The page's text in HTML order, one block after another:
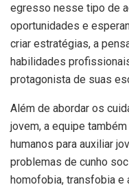
egresso nesse tipo de
oportunidades e
criar estratégias, a
habilidades
protagonista de suas
Além de abordar os
jovem, a equipe
humanos para auxiliar
problemas de cunho
homofobia, transfobia e